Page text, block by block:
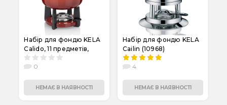
Набір для фондю KELA
Calido, 11 предметів,
червоний (16620)
0
НЕМАЄ В НАЯВНОСТІ
Набір для фондю KELA
Cailin (10968)
4
НЕМАЄ В НАЯВНОСТІ